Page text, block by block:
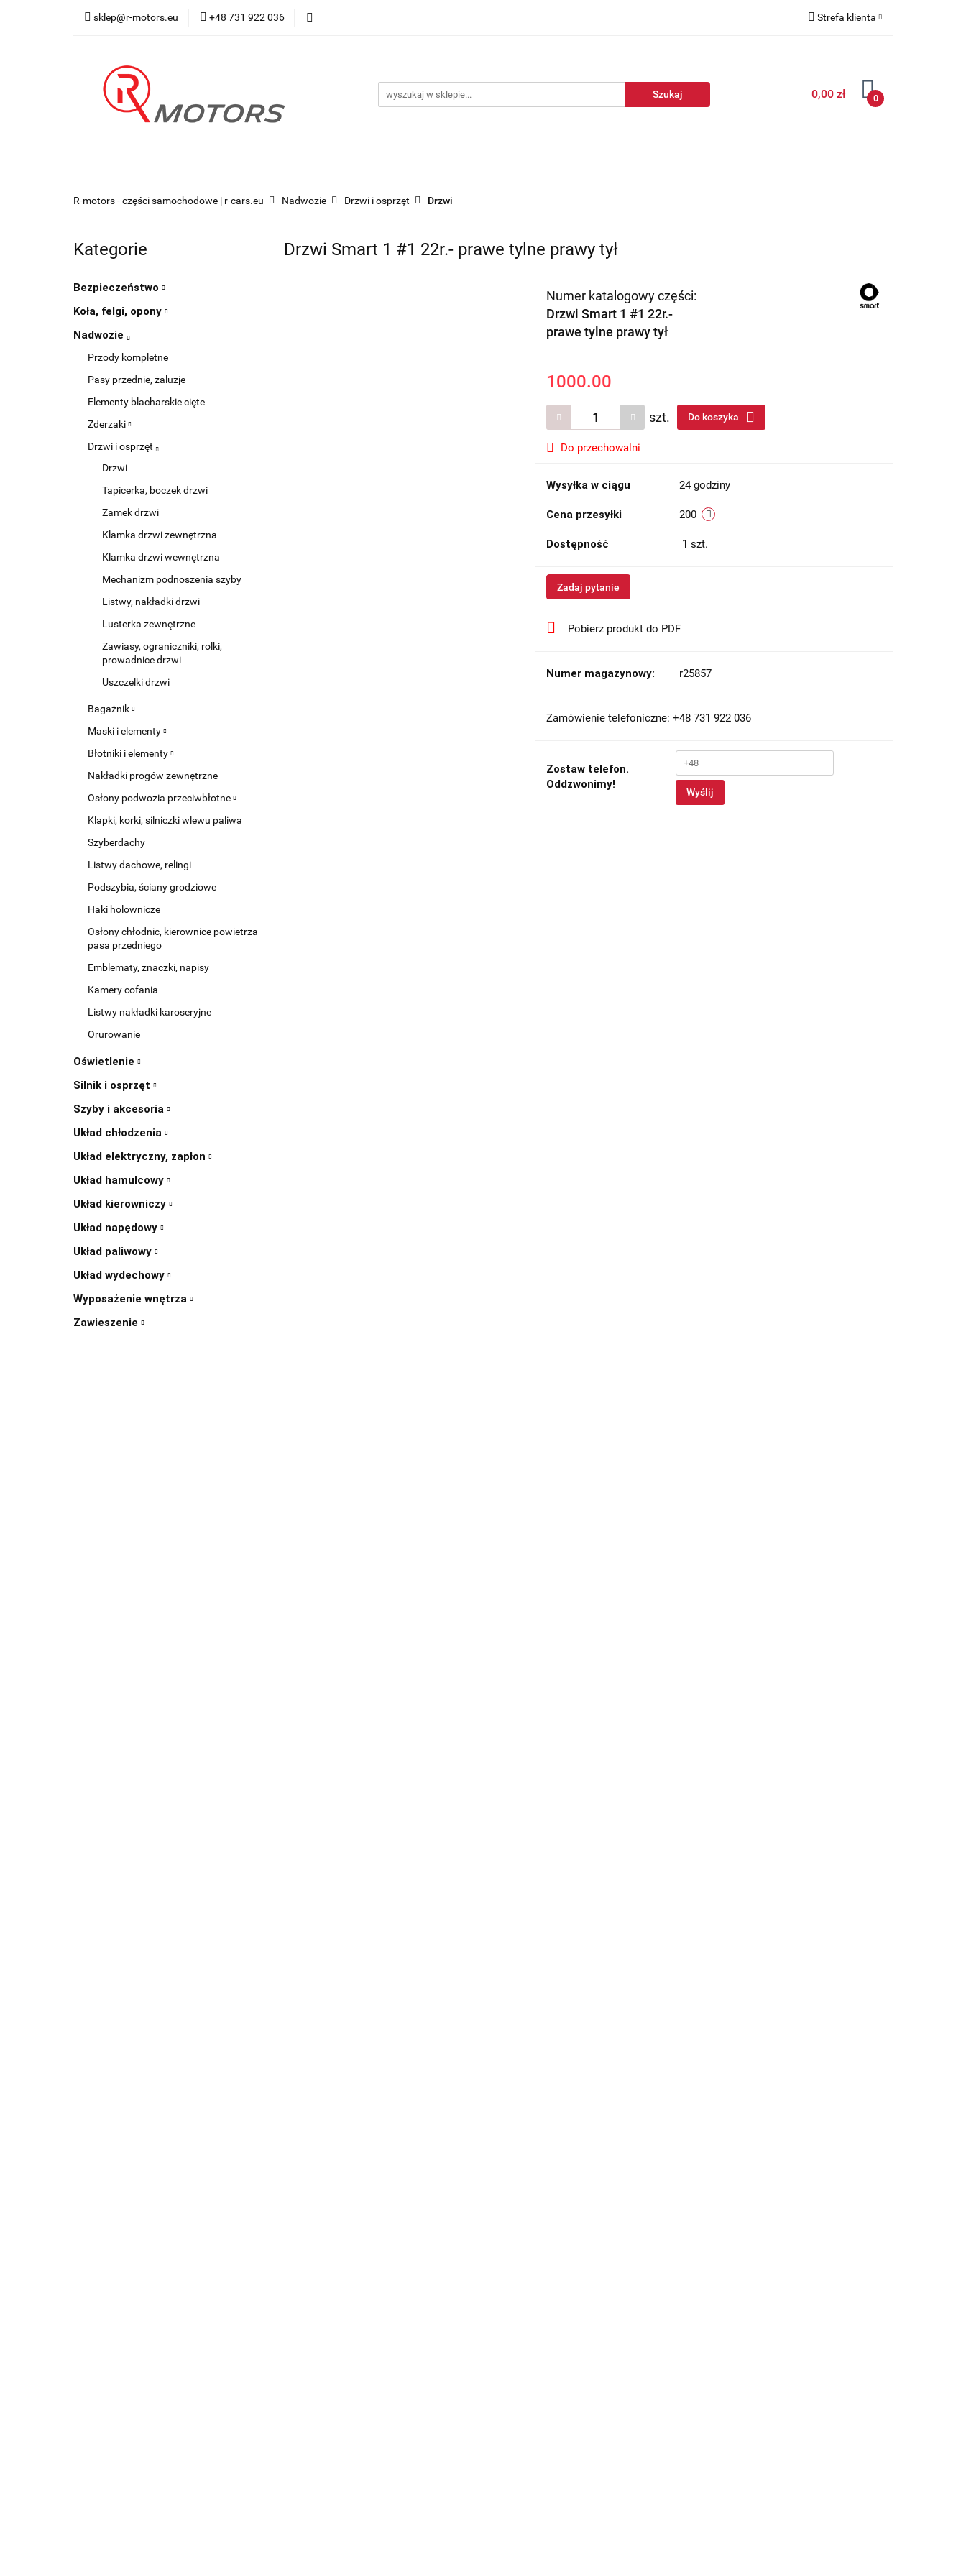
sklep@r-motors.eu +48 731 922 036 Strefa klienta
Dodaj zgłoszenie
0,00 zł 0
R-motors - części samochodowe | r-cars.eu Nadwozie Drzwi i osprzęt Drzwi
Kategorie
Bezpieczeństwo
Koła, felgi, opony
Nadwozie
Przody kompletne
Pasy przednie, żaluzje
Elementy blacharskie cięte
Zderzaki
Drzwi i osprzęt
Drzwi
Tapicerka, boczek drzwi
Zamek drzwi
Klamka drzwi zewnętrzna
Klamka drzwi wewnętrzna
Mechanizm podnoszenia szyby
Listwy, nakładki drzwi
Lusterka zewnętrzne
Zawiasy, ograniczniki, rolki,
prowadnice drzwi
Uszczelki drzwi
Bagażnik
Maski i elementy
Błotniki i elementy
Nakładki progów zewnętrzne
Osłony podwozia przeciwbłotne
Klapki, korki, silniczki wlewu paliwa
Szyberdachy
Listwy dachowe, relingi
Podszybia, ściany grodziowe
Haki holownicze
Osłony chłodnic, kierownice powietrza
pasa przedniego
Emblematy, znaczki, napisy
Kamery cofania
Listwy nakładki karoseryjne
Orurowanie
Oświetlenie
Silnik i osprzęt
Szyby i akcesoria
Układ chłodzenia
Układ elektryczny, zapłon
Układ hamulcowy
Układ kierowniczy
Układ napędowy
Układ paliwowy
Układ wydechowy
Wyposażenie wnętrza
Zawieszenie
Drzwi Smart 1 #1 22r.- prawe tylne prawy tył
Numer katalogowy części:
Drzwi Smart 1 #1 22r.-
prawe tylne prawy tył
1000.00
szt. Do koszyka
Do przechowalni
Wysyłka w ciągu 24 godziny
Cena przesyłki 200
Dostępność 1 szt.
Zadaj pytanie
Pobierz produkt do PDF
Numer magazynowy: r25857
Zamówienie telefoniczne: +48 731 922 036
Zostaw telefon.
Oddzwonimy!
Wyślij